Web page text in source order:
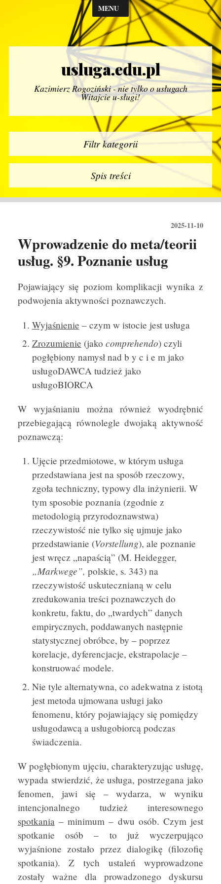
MENU
usluga.edu.pl
Kazimierz Rogoziński - nie tylko o usługach
Witajcie u-sługi!
Filtr kategorii
Spis treści
2025-11-10
Wprowadzenie do meta/teorii
usług. §9. Poznanie usług
Pojawiający się poziom komplikacji wynika z
podwojenia aktywności poznawczych.
Wyjaśnienie – czym w istocie jest usługa
Zrozumienie (jako comprehendo) czyli
pogłębiony namysł nad b y c i e m jako
usługoDAWCA tudzież jako
usługoBIORCA
W wyjaśnianiu można również wyodrębnić
przebiegającą równolegle dwojaką aktywność
poznawczą:
Ujęcie przedmiotowe, w którym usługa
przedstawiana jest na sposób rzeczowy,
zgoła techniczny, typowy dla inżynierii. W
tym sposobie poznania (zgodnie z
metodologią przyrodoznawstwa)
rzeczywistość nie tylko się ujmuje jako
przedstawianie (Vorstellung), ale poznanie
jest wręcz „napaścią” (M. Heidegger,
„Markwege”, polskie, s. 343) na
rzeczywistość uskutecznianą w celu
zredukowania treści poznawczych do
konkretu, faktu, do „twardych” danych
empirycznych, poddawanych następnie
statystycznej obróbce, by – poprzez
korelacje, dyferencjacje, ekstrapolacje –
konstruować modele.
Nie tyle alternatywna, co adekwatna z istotą
jest metoda ujmowana usługi jako
fenomenu, który pojawiający się pomiędzy
usługodawcą a usługobiorcą podczas
świadczenia.
W pogłębionym ujęciu, charakteryzując usługę,
wypada stwierdzić, że usługa, postrzegana jako
fenomen, jawi się – wydarza, w wyniku
intencjonalnego tudzież interesownego
spotkania– minimum – dwu osób. Czym jest
spotkanie osób – to już wyczerpująco
wyjaśnione zostało przez dialogikę (filozofię
spotkania). Z tych ustaleń wyprowadzone
zostały ważne dla prowadzonego dyskursu